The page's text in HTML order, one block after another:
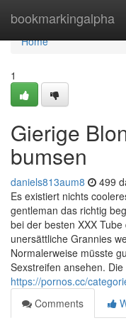
bookmarkingalpha
Home
Home
1
Gierige
bumsen
daniels813aum8 499
Es existiert nichts
gentleman das richtig
bei der besten XXX
unersättliche Grannies
Normalerweise müsste
Sexstreifen ansehen.
https://pornos.cc/
Comments